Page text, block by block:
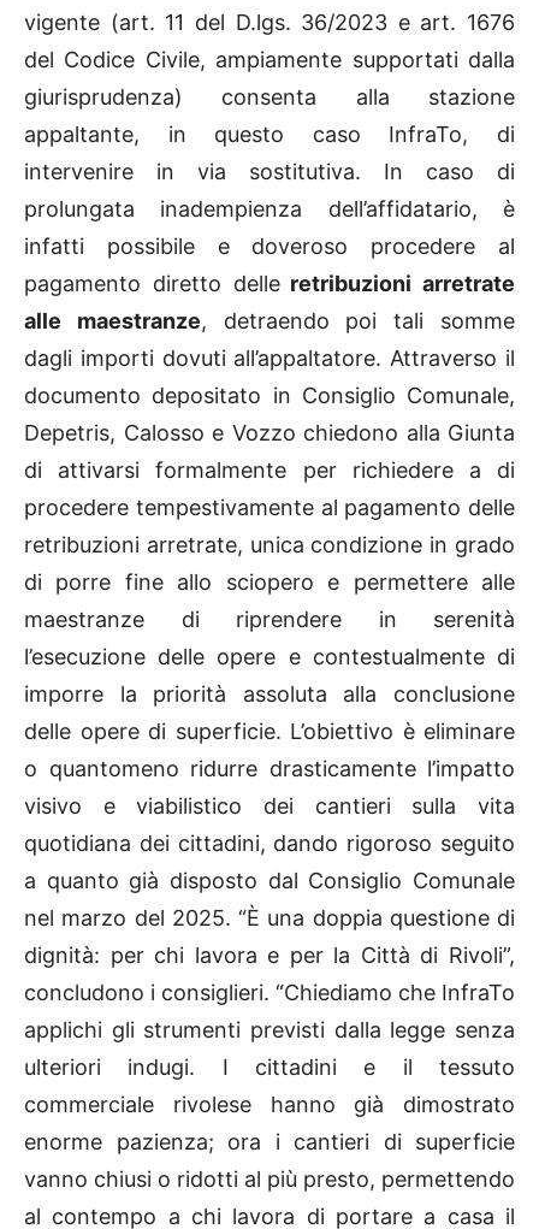
vigente (art. 11 del D.lgs. 36/2023 e art. 1676
del Codice Civile, ampiamente supportati dalla
giurisprudenza) consenta alla stazione
appaltante, in questo caso InfraTo, di
intervenire in via sostitutiva. In caso di
prolungata inadempienza dell’affidatario, è
infatti possibile e doveroso procedere al
pagamento diretto delleretribuzioni arretrate
alle maestranze, detraendo poi tali somme
dagli importi dovuti all’appaltatore. Attraverso il
documento depositato in Consiglio Comunale,
Depetris, Calosso e Vozzo chiedono alla Giunta
di attivarsi formalmente per richiedere a di
procedere tempestivamente al pagamento delle
retribuzioni arretrate, unica condizione in grado
di porre fine allo sciopero e permettere alle
maestranze di riprendere in serenità
l’esecuzione delle opere e contestualmente di
imporre la priorità assoluta alla conclusione
delle opere di superficie. L’obiettivo è eliminare
o quantomeno ridurre drasticamente l’impatto
visivo e viabilistico dei cantieri sulla vita
quotidiana dei cittadini, dando rigoroso seguito
a quanto già disposto dal Consiglio Comunale
nel marzo del 2025. “È una doppia questione di
dignità: per chi lavora e per la Città di Rivoli”,
concludono i consiglieri. “Chiediamo che InfraTo
applichi gli strumenti previsti dalla legge senza
ulteriori indugi. I cittadini e il tessuto
commerciale rivolese hanno già dimostrato
enorme pazienza; ora i cantieri di superficie
vanno chiusi o ridotti al più presto, permettendo
al contempo a chi lavora di portare a casa il